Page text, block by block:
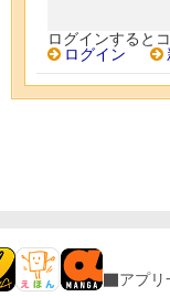
ログインすると
ログイン
アプリ